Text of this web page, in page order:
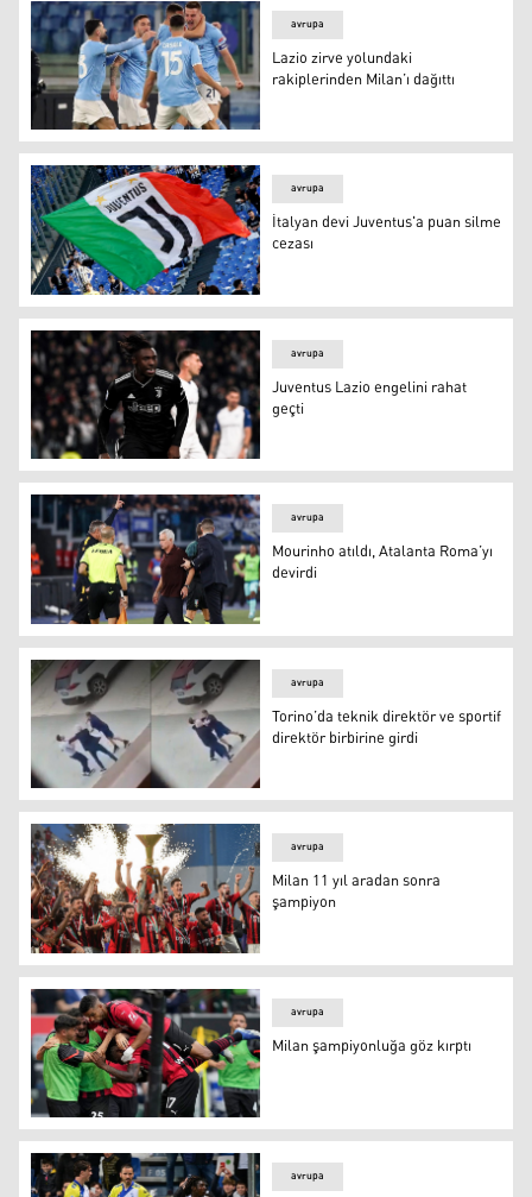
Lazio zirve yolundaki rakiplerinden Milan’ı dağıttı
avrupa
Lazio zirve yolundaki
rakiplerinden Milan’ı dağıttı
Foto: Reuters
avrupa
İtalyan devi Juventus'a puan silme
cezası
Juventus Lazio engelini rahat geçti
avrupa
Juventus Lazio engelini rahat
geçti
Mourinho atıldı, Atalanta Roma’yı devirdi
avrupa
Mourinho atıldı, Atalanta Roma’yı
devirdi
Torino’da teknik direktör ve sportif direktör birbirine
avrupa
Torino’da teknik direktör ve sportif
direktör birbirine girdi
Milan 11 yıl aradan sonra şampiyon
avrupa
Milan 11 yıl aradan sonra
şampiyon
Milan şampiyonluğa göz kırptı
avrupa
Milan şampiyonluğa göz kırptı
avrupa